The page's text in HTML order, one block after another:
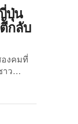
ปุ่น
กลับ
องคมที่
าว
รมที่ไม่
าก